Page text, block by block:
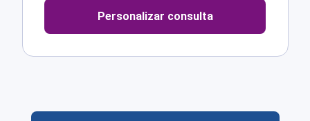
Personalizar consulta